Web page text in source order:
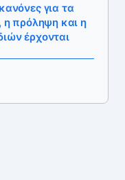
για τα
η πρόληψη και η
έρχονται